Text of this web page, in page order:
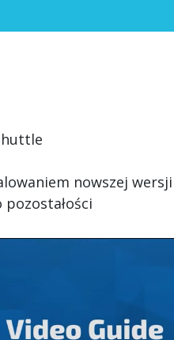
nowszej wersji
pozostałości